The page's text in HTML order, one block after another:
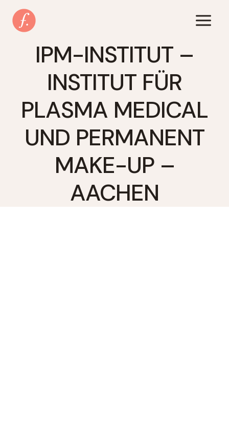
Inhalt
springen
IPM-INSTITUT –
INSTITUT FÜR
PLASMA MEDICAL
UND PERMANENT
MAKE-UP –
AACHEN